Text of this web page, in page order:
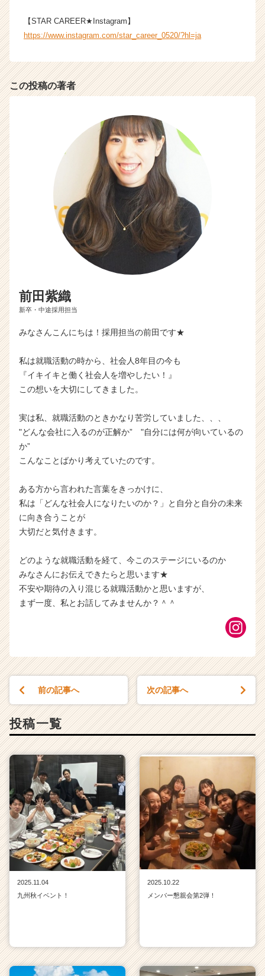
C
a
【STAR CAREER★Instagram】
https://www.instagram.com/star_career_0520/?hl=ja
この投稿の著者
前田紫織
新卒・中途採用担当
みなさんこんにちは！採用担当の前田です★
私は就職活動の時から、社会人8年目の今も
『イキイキと働く社会人を増やしたい！』
この想いを大切にしてきました。
実は私、就職活動のときかなり苦労していました、、、
"どんな会社に入るのが正解か” "自分には何が向いているの
か”
こんなことばかり考えていたのです。
ある方から言われた言葉をきっかけに、
私は「どんな社会人になりたいのか？」と自分と自分の未来
に向き合うことが
大切だと気付きます。
どのような就職活動を経て、今このステージにいるのか
みなさんにお伝えできたらと思います★
不安や期待の入り混じる就職活動かと思いますが、
まず一度、私とお話してみませんか？＾＾
前の記事へ 次の記事へ
投稿一覧
2025.11.04
九州秋イベント！
2025.10.22
メンバー懇親会第2弾！